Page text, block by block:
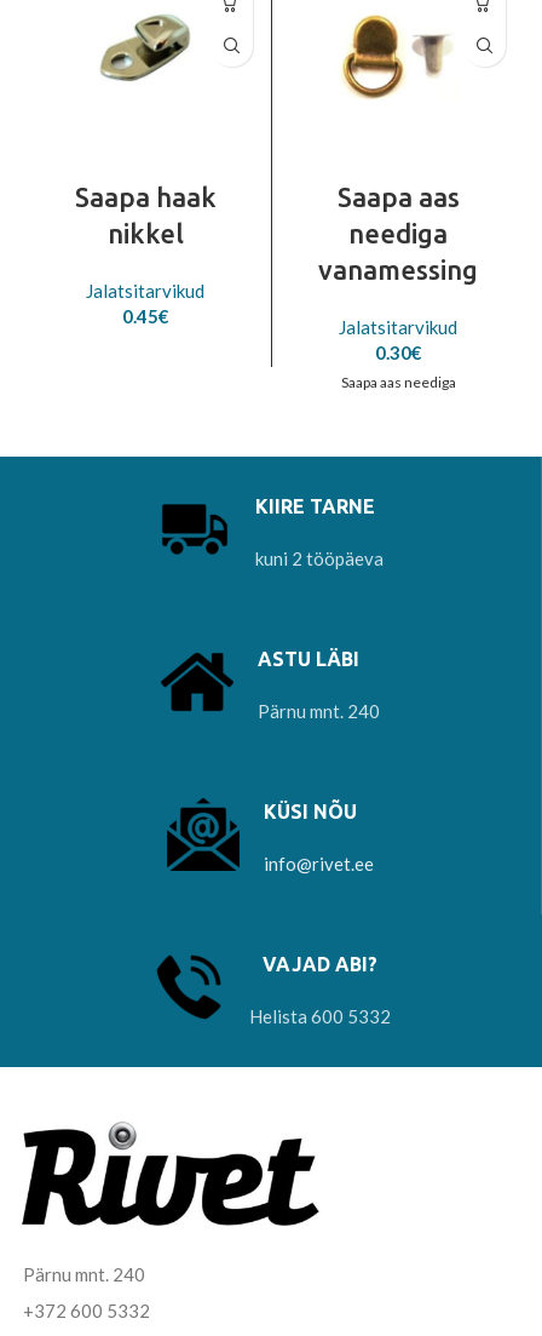
Saapa haak
nikkel
Jalatsitarvikud
0.45€
Saapa aas
neediga
vanamessing
Jalatsitarvikud
0.30€
Saapa aas neediga
KIIRE TARNE
kuni 2 tööpäeva
ASTU LÄBI
Pärnu mnt. 240
KÜSI NÕU
info@rivet.ee
VAJAD ABI?
Helista 600 5332
Pärnu mnt. 240
+372 600 5332